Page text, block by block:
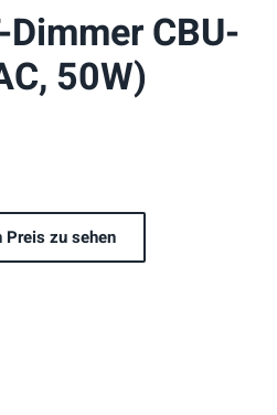
CBU-
50W)
zu sehen